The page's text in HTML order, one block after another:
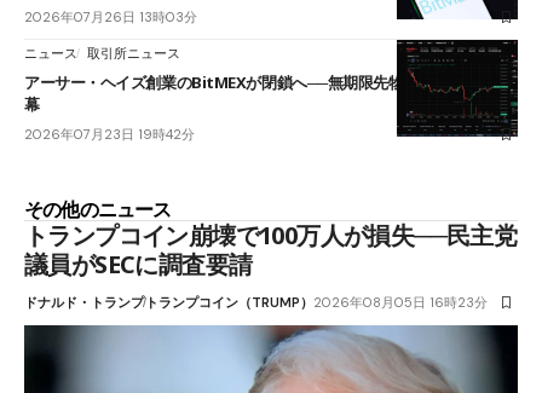
2026年07月26日 13時03分
ニュース 取引所ニュース
アーサー・ヘイズ創業のBitMEXが閉鎖へ──無期限先物を生んだ11年に
幕
2026年07月23日 19時42分
その他のニュース
トランプコイン崩壊で100万人が損失──民主党
議員がSECに調査要請
ドナルド・トランプトランプコイン（TRUMP） 2026年08月05日 16時23分